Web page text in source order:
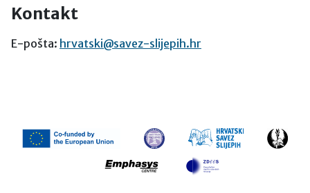
Kontakt
E-pošta: hrvatski@savez-slijepih.hr